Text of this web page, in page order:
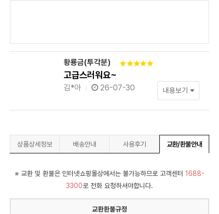
황룡금(투각분)
고급스러워요~
김*아 26-07-30 내용보기
상품상세정보 배송안내 사용후기 교환/환불안내
※ 교환 및 환불은 인터넷쇼핑몰상에서는 불가능하므로 고객센터 1688-
3300로 전화 요청하셔야합니다.
교환환불규정